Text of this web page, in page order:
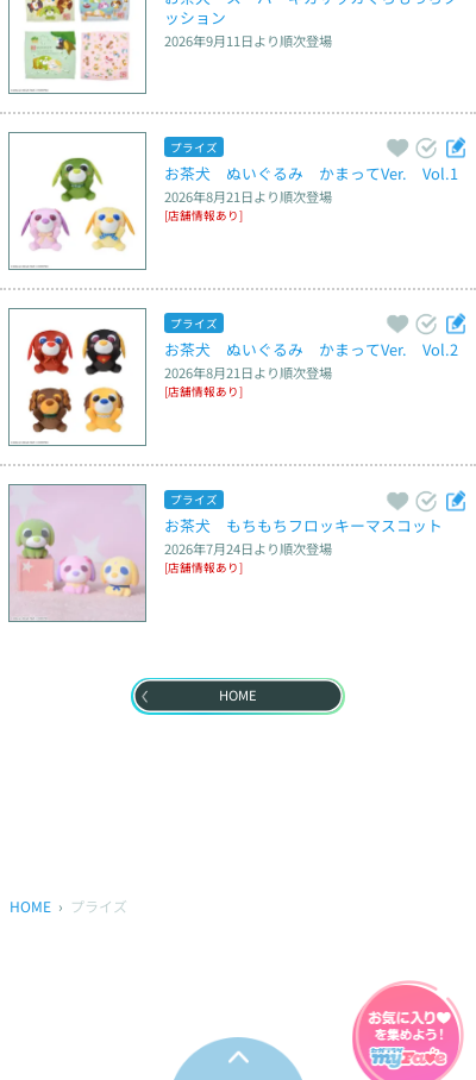
ッション
2026年9月11日より順次登場
プライズ
お茶犬　ぬいぐるみ　かまってVer.　Vol.1
2026年8月21日より順次登場
[店舗情報あり]
プライズ
お茶犬　ぬいぐるみ　かまってVer.　Vol.2
2026年8月21日より順次登場
[店舗情報あり]
プライズ
お茶犬　もちもちフロッキーマスコット
2026年7月24日より順次登場
[店舗情報あり]
HOME
HOME プライズ